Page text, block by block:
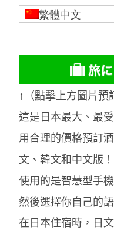
繁體中文
↑（點擊上方圖片預
這是日本最大、最
用合理的價格預訂
文、韓文和中文版
使用的是智慧型手
然後選擇你自己的語
在日本住宿時，日